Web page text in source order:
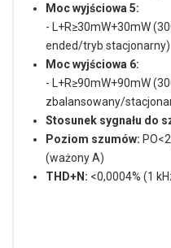
Moc wyjściowa 5:
- L+R≥30mW+30mW
ended/tryb stacjonarny)
Moc wyjściowa 6:
- L+R≥90mW+90mW
zbalansowany/
Stosunek sygnału do
Poziom szumów:
(ważony A)
THD+N: <0,0004% (1